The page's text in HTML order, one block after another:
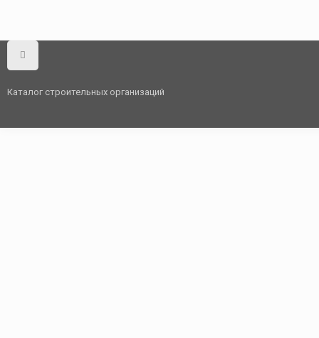
Каталог строительных организаций